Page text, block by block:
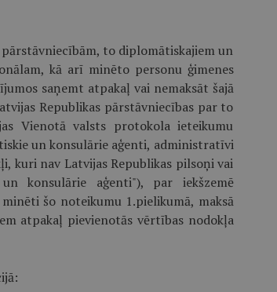
to diplomātiskajiem un
kā arī minēto personu ģimenes
saņemt atpakaļ vai nemaksāt šajā
Republikas pārstāvniecības par to
Vienotā valsts protokola ieteikumu
un konsulārie aģenti, administratīvi
kuri nav Latvijas Republikas pilsoņi vai
konsulārie aģenti"), par iekšzemē
šo noteikumu 1.pielikumā, maksā
atpakaļ pievienotās vērtības nodokļa